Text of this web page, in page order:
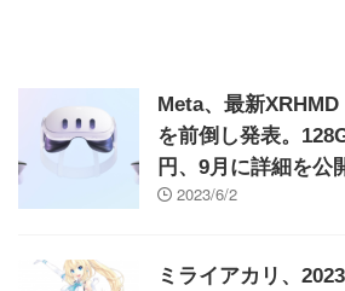
Meta、最新XRHMD
を前倒し発表。
円、9月に詳細を公
2023/6/2
ミライアカリ、